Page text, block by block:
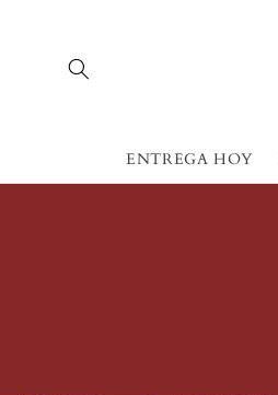
ENTREGA HOY